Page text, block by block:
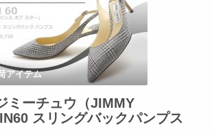
アイテム
ミーチュウ（JIMMY
スリングバックパンプス